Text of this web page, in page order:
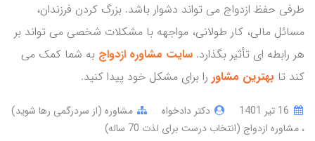
طرفی حفظ ازدواج می تواند دشوار باشد. بزرگ کردن فرزندان،
مسائل مالی، کار طولانی، مواجهه با مشکلات شخصی می تواند بر
هر رابطه ای تأثیر بگذارد. سایت مشاوره ازدواج به شما کمک می
کند تا بهترین مشاور را برای مشکل خود پیدا کنید.
دکتر دادخواه
مشاوره (از سردرگمی رها شوید)
مشاوره ازدواج (انتخاب درست برای لذت 70 ساله)